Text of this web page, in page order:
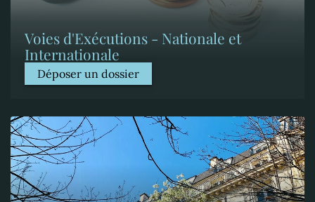
Voies d'Exécutions - Nationale et
Internationale
Déposer un dossier